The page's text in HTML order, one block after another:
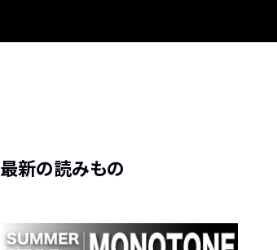
最新の読みもの